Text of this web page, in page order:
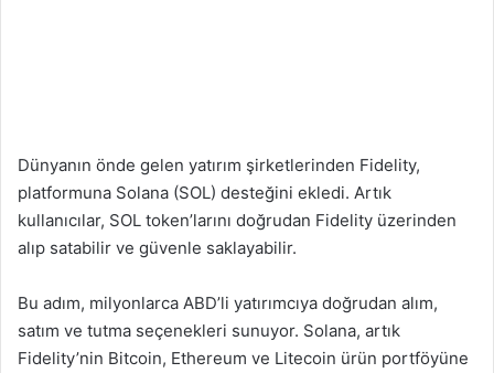
Dünyanın önde gelen yatırım şirketlerinden Fidelity,
platformuna Solana (SOL) desteğini ekledi. Artık
kullanıcılar, SOL token’larını doğrudan Fidelity üzerinden
alıp satabilir ve güvenle saklayabilir.
Bu adım, milyonlarca ABD’li yatırımcıya doğrudan alım,
satım ve tutma seçenekleri sunuyor. Solana, artık
Fidelity’nin Bitcoin, Ethereum ve Litecoin ürün portföyüne